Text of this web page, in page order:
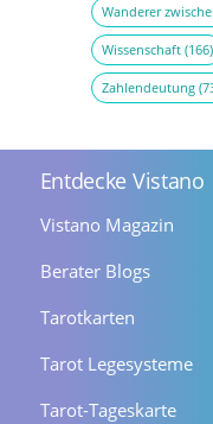
Wanderer
Wissenschaft(166)
Zahlendeutung
Entdecke Vistano
Vistano Magazin
Berater Blogs
Tarotkarten
Tarot Legesysteme
Tarot-Tageskarte